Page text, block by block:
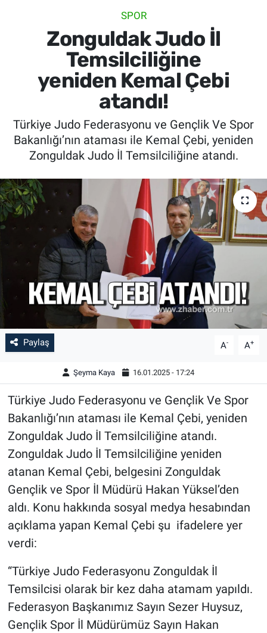
SPOR
Zonguldak Judo İl
Temsilciliğine
yeniden Kemal Çebi
atandı!
Türkiye Judo Federasyonu ve Gençlik Ve Spor
Bakanlığı’nın ataması ile Kemal Çebi, yeniden
Zonguldak Judo İl Temsilciliğine atandı.
Paylaş A- A+
Şeyma Kaya 16.01.2025 - 17:24
Türkiye Judo Federasyonu ve Gençlik Ve Spor
Bakanlığı’nın ataması ile Kemal Çebi, yeniden
Zonguldak Judo İl Temsilciliğine atandı.
Zonguldak Judo İl Temsilciliğine yeniden
atanan Kemal Çebi, belgesini Zonguldak
Gençlik ve Spor İl Müdürü Hakan Yüksel’den
aldı. Konu hakkında sosyal medya hesabından
açıklama yapan Kemal Çebi şu ifadelere yer
verdi:
“Türkiye Judo Federasyonu Zonguldak İl
Temsilcisi olarak bir kez daha atamam yapıldı.
Federasyon Başkanımız Sayın Sezer Huysuz,
Gençlik Spor İl Müdürümüz Sayın Hakan
SAĞLIK